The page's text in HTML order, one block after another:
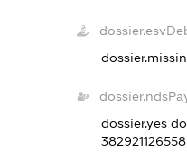
dossier.yes
382921126558